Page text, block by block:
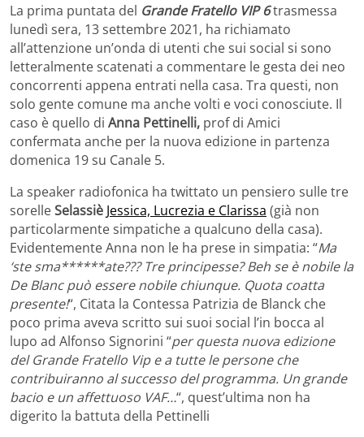
La prima puntata del Grande Fratello VIP 6trasmessa
lunedì sera, 13 settembre 2021, ha richiamato
all’attenzione un’onda di utenti che sui social si sono
letteralmente scatenati a commentare le gesta dei neo
concorrenti appena entrati nella casa. Tra questi, non
solo gente comune ma anche volti e voci conosciute. Il
caso è quello di Anna Pettinelli, prof di Amici
confermata anche per la nuova edizione in partenza
domenica 19 su Canale 5.
La speaker radiofonica ha twittato un pensiero sulle tre
sorelleSelassiè Jessica, Lucrezia e Clarissa (già non
particolarmente simpatiche a qualcuno della casa).
Evidentemente Anna non le ha prese in simpatia: “Ma
‘ste sma******ate??? Tre principesse? Beh se è nobile la
De Blanc può essere nobile chiunque. Quota coatta
presente!“, Citata la Contessa Patrizia de Blanck che
poco prima aveva scritto sui suoi social l’in bocca al
lupo ad Alfonso Signorini “per questa nuova edizione
del Grande Fratello Vip e a tutte le persone che
contribuiranno al successo del programma. Un grande
bacio e un affettuoso VAF…“, quest’ultima non ha
digerito la battuta della Pettinelli